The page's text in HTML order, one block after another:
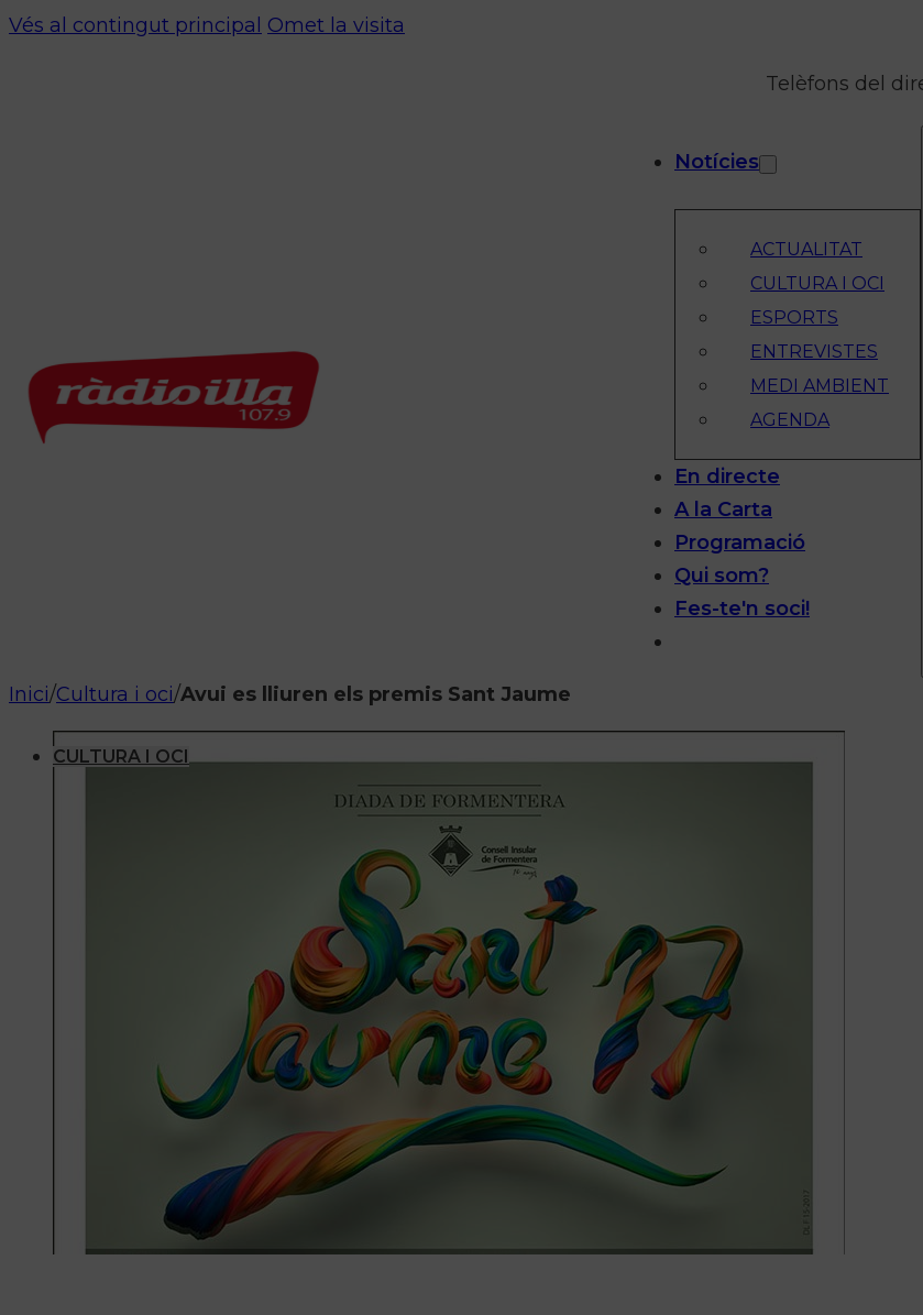
Vés al contingut principal Omet la visita
Telèfons del
Notícies
ACTUALITAT
CULTURA I OCI
ESPORTS
ENTREVISTES
MEDI AMBIENT
AGENDA
En directe
A la Carta
Programació
Qui som?
Fes-te'n soci!
Inici/Cultura i oci/Avui es lliuren els premis Sant Jaume
CULTURA I OCI